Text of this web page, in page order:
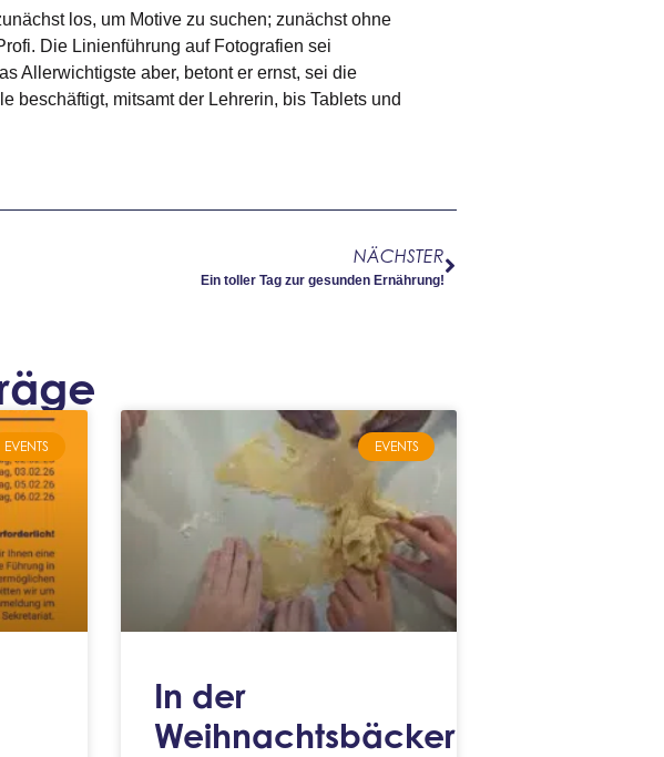
los, um Motive zu suchen; zunächst ohne
Die Linienführung auf Fotografien sei
Allerwichtigste aber, betont er ernst, sei die
beschäftigt, mitsamt der Lehrerin, bis Tablets und
NÄCHSTER
Ein toller Tag zur gesunden Ernährung!
EVENTS EVENTS
In der
Weihnachtsbäckerei